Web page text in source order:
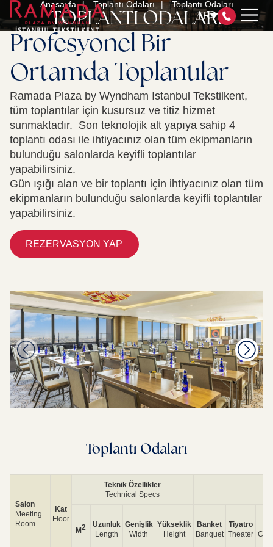
TR
ODALAR
RESTAURANT & BAR
TOPLANTI ODALARI
SPA&HEALTH CLUB
WYNDHAM REWARDS
SERTİFİKALARIMIZ
SÜRDÜRÜLEBİLİRLİK YÖNETİMİ
İLETİŞİM
Anasayfa Toplantı Odaları Toplantı Odaları
TOPLANTI ODALARI
Profesyonel Bir
Ortamda Toplantılar
Ramada Plaza by Wyndham Istanbul Tekstilkent,
tüm toplantılar için kusursuz ve titiz hizmet
sunmaktadır. Son teknolojik alt yapıya sahip 4
toplantı odası ile ihtiyacınız olan tüm ekipmanların
bulunduğu salonlarda keyifli toplantılar
yapabilirsiniz.
Gün ışığı alan ve bir toplantı için ihtiyacınız olan tüm
ekipmanların bulunduğu salonlarda keyifli toplantılar
yapabilirsiniz.
REZERVASYON YAP
Toplantı Odaları
Salon
Meeting
Room
Kat
Floor
Teknik Özellikler
Technical Specs
M2
Uzunluk
Length
Genişlik
Width
Yükseklik
Height
Banket
Banquet
Tiyatro
Theater